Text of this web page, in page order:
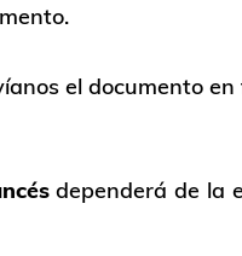
el documento
dependerá de la